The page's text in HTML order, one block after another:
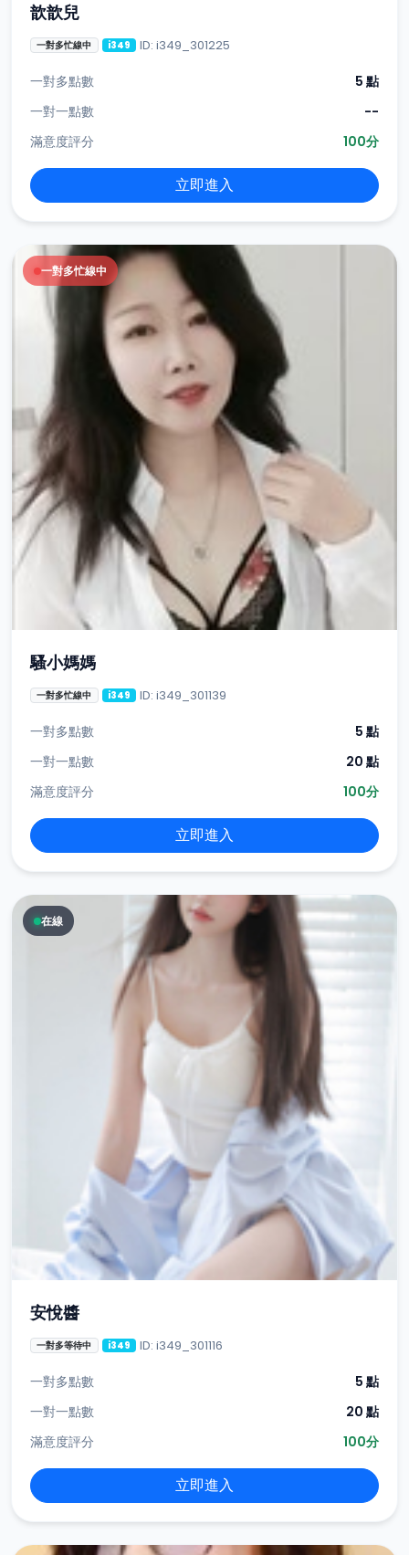
歆歆兒
一對多忙線中 i349 ID: i349_301225
一對多點數
5 點
一對一點數
--
滿意度評分
100分
立即進入
一對多忙線中
騷小媽媽
一對多忙線中 i349 ID: i349_301139
一對多點數
5 點
一對一點數
20 點
滿意度評分
100分
立即進入
在線
安悅醬
一對多等待中 i349 ID: i349_301116
一對多點數
5 點
一對一點數
20 點
滿意度評分
100分
立即進入